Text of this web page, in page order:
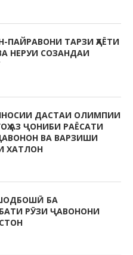
ПАЙРАВОНИ ТАРЗИ ҲАЁТИ
НЕРУИ СОЗАНДАИ
ДАСТАИ ОЛИМПИИ
АЗ ҶОНИБИ РАЁСАТИ
ВА ВАРЗИШИ
ХАТЛОН
БА
РӮЗИ ҶАВОНОНИ